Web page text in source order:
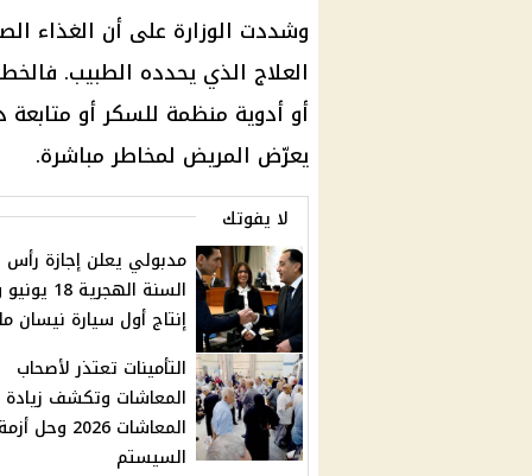
وشددت الوزارة على أن الغذاء
العلاج الذي يحدده الطبيب.
أو أدوية منظمة للسكر أو
يعرّض المريض لمخاطر مباشرة.
لا يفوتك
مدبولي يعلن إجازة رأس
السنة
إنتاج أول سيارة نيسان
التأمينات تعتذر لأصحاب
المعاشات وتكشف زيادة
المعاشات 2026 وحل
السيستم